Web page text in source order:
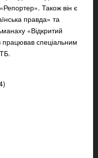
Також він є
правда» та
«Відкритий
працював спеціальним